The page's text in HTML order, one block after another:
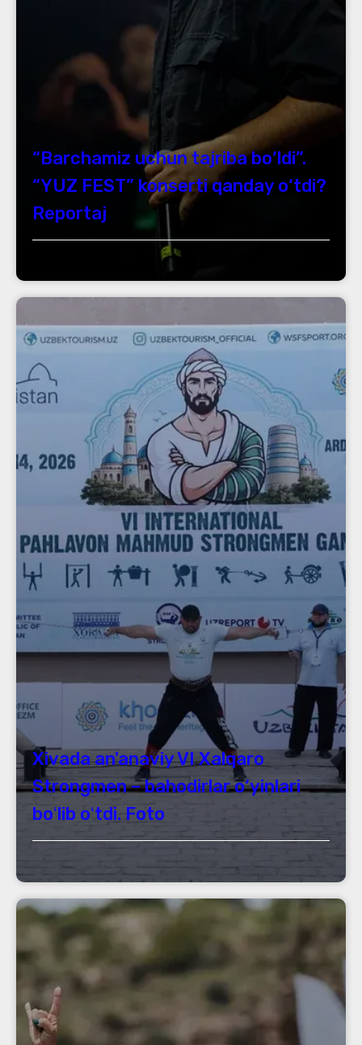
“Barchamiz uchun tajriba bo‘ldi”.
“YUZ FEST” konserti qanday o‘tdi?
Reportaj
Xivada an'anaviy VI Xalqaro
Strongmen – bahodirlar o‘yinlari
boʻlib oʻtdi. Foto